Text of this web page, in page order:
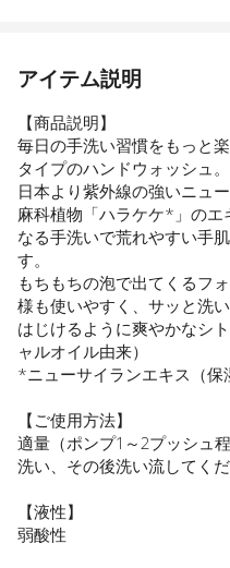
アイテム説明
【商品説明】
毎日の手洗い習慣をもっと
タイプのハンドウォッシュ。
日本より紫外線の強いニュ
麻科植物「ハラケケ*」の
なる手洗いで荒れやすい手
す。
もちもちの泡で出てくるフ
様も使いやすく、サッと洗
はじけるように爽やかなシ
ャルオイル由来）
*ニューサイランエキス（保
【ご使用方法】
適量（ポンプ1～2プッシュ
洗い、その後洗い流してくだ
【液性】
弱酸性